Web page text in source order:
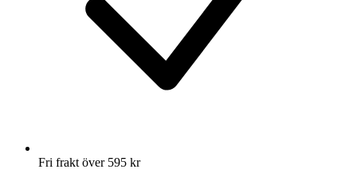
Fri frakt över 595 kr